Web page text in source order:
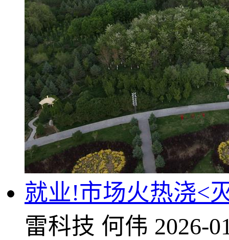
就业!市场火热浇<
雷科技 何伟 2026-